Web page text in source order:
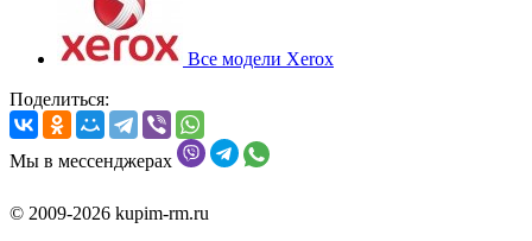
Все модели Xerox
Поделиться:
Мы в мессенджерах
© 2009-2026 kupim-rm.ru